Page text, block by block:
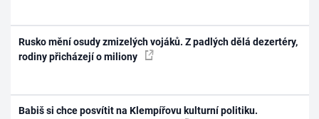
Rusko mění osudy zmizelých vojáků. Z padlých dělá dezertéry,
rodiny přicházejí o miliony
Babiš si chce posvítit na Klempířovu kulturní politiku.